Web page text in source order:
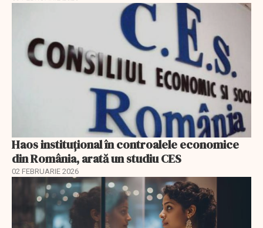
Haos instituțional în controalele economice
din România, arată un studiu CES
02 FEBRUARIE 2026